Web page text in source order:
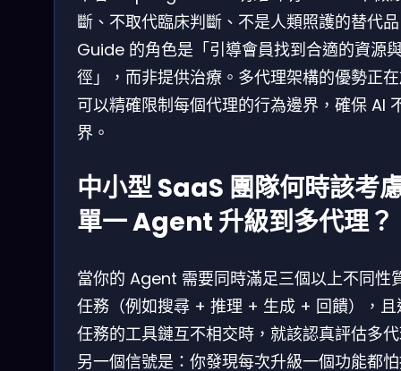
斷、不取代臨床判斷、不是人類照護的替代
Guide 的角色是「引導會員找到合適的資源
徑」，而非提供治療。多代理架構的優勢正
可以精確限制每個代理的行為邊界，確保 AI
界。
中小型 SaaS 團隊何時該考
單一 Agent 升級到多代理？
當你的 Agent 需要同時滿足三個以上不同性
任務（例如搜尋 + 推理 + 生成 + 回饋），且
任務的工具鏈互不相交時，就該認真評估多
另一個信號是：你發現每次升級一個功能都